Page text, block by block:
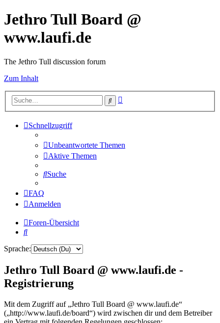
Jethro Tull Board @
www.laufi.de
The Jethro Tull discussion forum
Zum Inhalt
Suche
Schnellzugriff
Unbeantwortete Themen
Aktive Themen
Suche
FAQ
Anmelden
Foren-Übersicht
Suche
Sprache:
Jethro Tull Board @ www.laufi.de -
Registrierung
Mit dem Zugriff auf „Jethro Tull Board @ www.laufi.de“
(„http://www.laufi.de/board“) wird zwischen dir und dem Betreiber